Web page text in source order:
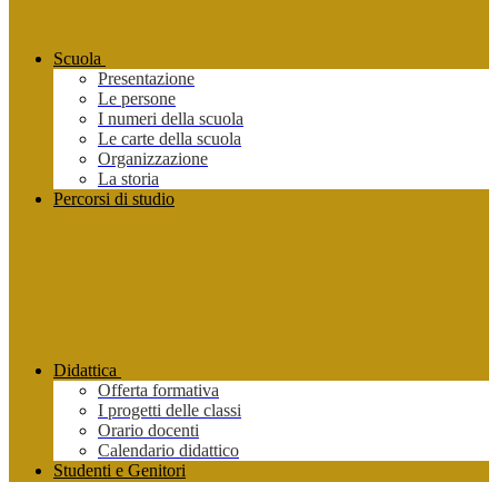
Scuola
Presentazione
Le persone
I numeri della scuola
Le carte della scuola
Organizzazione
La storia
Percorsi di studio
Didattica
Offerta formativa
I progetti delle classi
Orario docenti
Calendario didattico
Studenti e Genitori